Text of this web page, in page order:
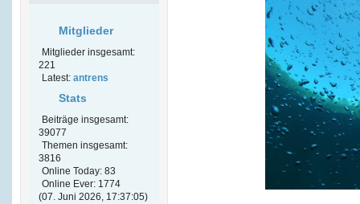
Mitglieder
Mitglieder insgesamt:
221
Latest: antrens
Stats
Beiträge insgesamt:
39077
Themen insgesamt:
3816
Online Today: 83
Online Ever: 1774
(07. Juni 2026, 17:37:05)